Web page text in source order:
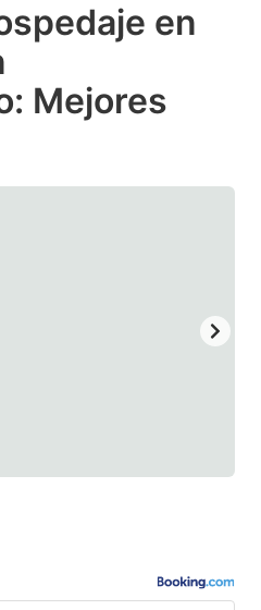
select
date.
en
Mejores